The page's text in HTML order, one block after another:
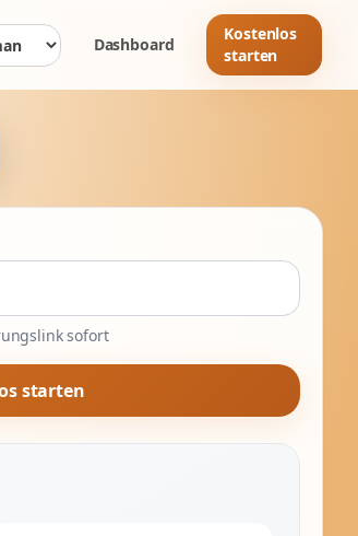
Dashboard
Kostenlos
starten
sofort
starten